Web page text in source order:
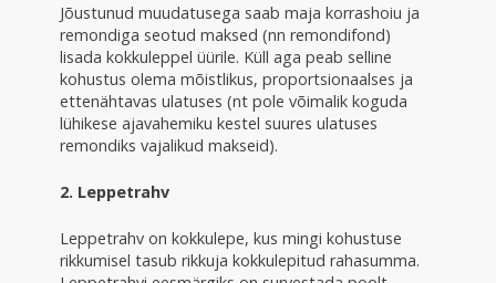
Jõustunud muudatusega saab maja korrashoiu ja
remondiga seotud maksed (nn remondifond)
lisada kokkuleppel üürile. Küll aga peab selline
kohustus olema mõistlikus, proportsionaalses ja
ettenähtavas ulatuses (nt pole võimalik koguda
lühikese ajavahemiku kestel suures ulatuses
remondiks vajalikud makseid).
2. Leppetrahv
Leppetrahv on kokkulepe, kus mingi kohustuse
rikkumisel tasub rikkuja kokkulepitud rahasumma.